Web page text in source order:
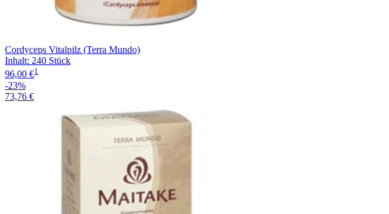
Cordyceps Vitalpilz (Terra Mundo)
Inhalt: 240 Stück
96,00 €1
-23%
73,76 €